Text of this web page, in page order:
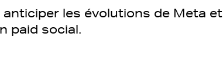
les évolutions de Meta et
paid social.